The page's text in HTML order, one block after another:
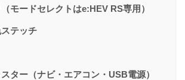
モードセレクトはe:HEV RS専用）
ステッチ
ター（ナビ・エアコン・USB電源）